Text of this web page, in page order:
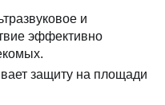
и
эффективно
защиту на площади